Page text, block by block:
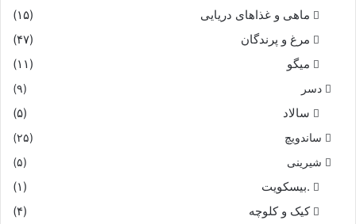
ماهی و غذاهای دریایی
(۱۵)
مرغ و پرندگان
(۴۷)
میگو
(۱۱)
دسر (۹)
سالاد (۵)
ساندویچ
(۲۵)
شیرینی
(۵)
.بیسکویت
(۱)
کیک و کلوچه
(۴)